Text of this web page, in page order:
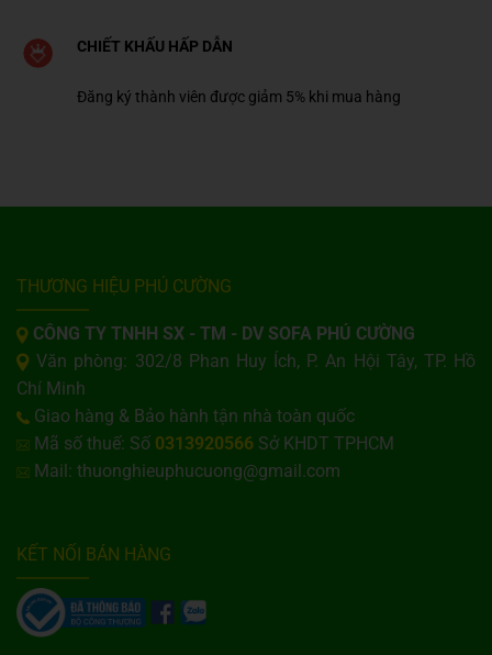
CHIẾT KHẤU HẤP DẪN
Đăng ký thành viên được giảm 5% khi mua hàng
THƯƠNG HIỆU PHÚ CƯỜNG
CÔNG TY TNHH SX - TM - DV SOFA PHÚ CƯỜNG
Văn phòng: 302/8 Phan Huy Ích, P. An Hội Tây, TP. Hồ
Chí Minh
Giao hàng & Bảo hành tận nhà toàn quốc
Mã số thuế: Số 0313920566 Sở KHDT TPHCM
Mail: thuonghieuphucuong@gmail.com
KẾT NỐI BÁN HÀNG